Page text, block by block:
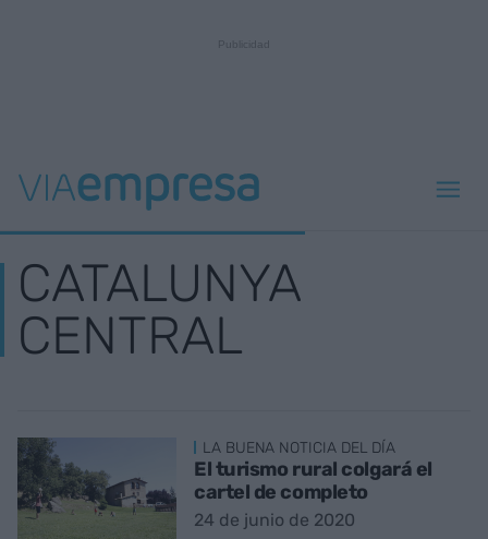
CATALUNYA
CENTRAL
LA BUENA NOTICIA DEL DÍA
El turismo rural colgará el
cartel de completo
24 de junio de 2020